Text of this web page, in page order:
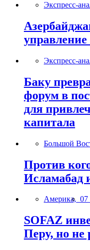
Экспресс-
Экспресс-
Баку
форум в
для
капитала
Большой
Против
Исламабад
Америка, 07
SOFAZ
Перу, но не